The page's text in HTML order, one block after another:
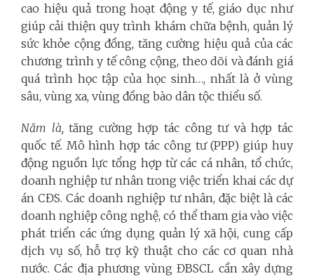
cao hiệu quả trong hoạt động y tế, giáo dục như
giúp cải thiện quy trình khám chữa bệnh, quản lý
sức khỏe cộng đồng, tăng cường hiệu quả của các
chương trình y tế công cộng, theo dõi và đánh giá
quá trình học tập của học sinh…, nhất là ở vùng
sâu, vùng xa, vùng đồng bào dân tộc thiểu số.
Năm là,tăng cường hợp tác công tư và hợp tác
quốc tế. Mô hình hợp tác công tư (PPP) giúp huy
động nguồn lực tổng hợp từ các cá nhân, tổ chức,
doanh nghiệp tư nhân trong việc triển khai các dự
án CĐS. Các doanh nghiệp tư nhân, đặc biệt là các
doanh nghiệp công nghệ, có thể tham gia vào việc
phát triển các ứng dụng quản lý xã hội, cung cấp
dịch vụ số, hỗ trợ kỹ thuật cho các cơ quan nhà
nước. Các địa phương vùng ĐBSCL cần xây dựng